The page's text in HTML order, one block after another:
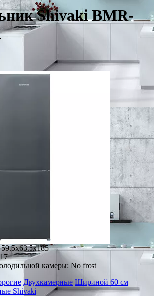
Shivaki BMR-
камеры: No frost
Двухкамерные Шириной 60 см
Shivaki